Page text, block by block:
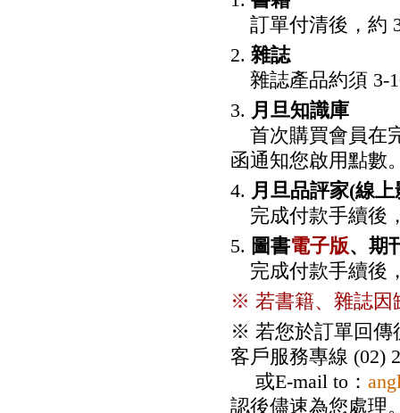
訂單付清後，約
2. 雜誌
雜誌產品約須 3-
3. 月旦知識庫
首次購買會員在
函通知您啟用點數
4. 月旦品評家(線
完成付款手續後
5. 圖書電子版、期
完成付款手續後
※ 若書籍、雜誌因
※ 若您於訂單回傳
客戶服務專線 (02)
或E-mail to：
認後儘速為您處理